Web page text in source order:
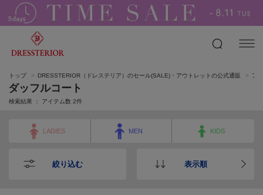
トップ DRESSTERIOR（ドレステリア）のセール(SALE)・アウトレットの公式通販 ア
ダッフルコート
検索結果 ： アイテム数 2件
LADIES MEN KIDS
絞り込む 表示順